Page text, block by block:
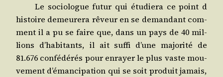
Le socio­logue futur qui étu­die­ra ce point d
his­toire demeu­re­ra rêveur en se deman­dant com­
ment il a pu se faire que, dans un pays de 40 mil­
lions d’ha­bi­tants, il ait suf­fi d’une majo­ri­té de
81.676 confé­dé­rés pour enrayer le plus vaste mou­
ve­ment d’é­man­ci­pa­tion qui se soit pro­duit jamais,